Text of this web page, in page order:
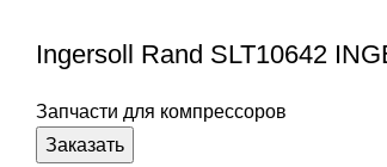
Ingersoll Rand SLT10642
Запчасти для компрессоров
Заказать